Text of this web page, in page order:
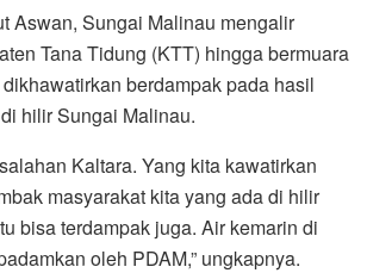
Aswan, Sungai Malinau mengalir
Tana Tidung (KTT) hingga bermuara
berdampak pada hasil
hilir Sungai Malinau.
Kaltara. Yang kita kawatirkan
masyarakat kita yang ada di hilir
bisa terdampak juga. Air kemarin di
oleh PDAM,” ungkapnya.